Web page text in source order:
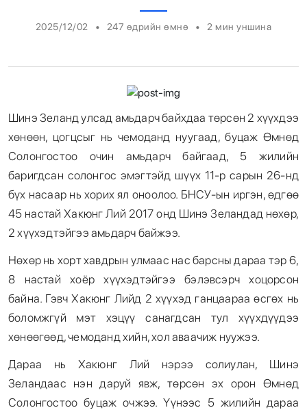
Эрэн Сурвалжилга
2025/12/02 • 247 өдрийн өмнө • 2 мин уншина
Шинэ Зеланд улсад амьдарч байхдаа төрсөн 2 хүүхдээ
хөнөөн, цогцсыг нь чемоданд нуугаад, буцаж Өмнөд
Солонгостоо очин амьдарч байгаад, 5 жилийн
баригдсан солонгос эмэгтэйд шүүх 11-р сарын 26-нд
бүх насаар нь хорих ял оноолоо. БНСУ-ын иргэн, өдгөө
45 настай Хакюнг Лий 2017 онд Шинэ Зеландад нөхөр,
2 хүүхэдтэйгээ амьдарч байжээ.
Нөхөр нь хорт хавдрын улмаас нас барсны дараа тэр 6,
8 настай хоёр хүүхэдтэйгээ бэлэвсэрч хоцорсон
байна. Гэвч Хакюнг Лийд 2 хүүхэд ганцаараа өсгөх нь
боломжгүй мэт хэцүү санагдсан тул хүүхдүүдээ
хөнөөгөөд, чемоданд хийн, хол аваачиж нуужээ.
Дараа нь Хакюнг Лий нэрээ солиулан, Шинэ
Зеландаас нэн даруй явж, төрсөн эх орон Өмнөд
Солонгостоо буцаж очжээ. Үүнээс 5 жилийн дараа